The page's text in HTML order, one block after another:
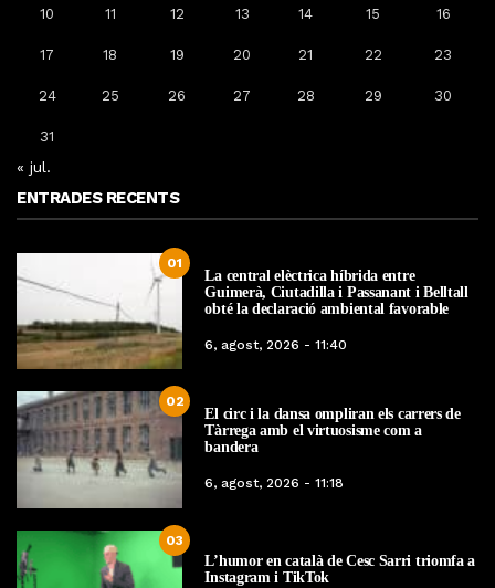
10 11 12 13 14 15 16
17 18 19 20 21 22 23
24 25 26 27 28 29 30
31
« jul.
ENTRADES RECENTS
01
La central elèctrica híbrida entre
Guimerà, Ciutadilla i Passanant i Belltall
obté la declaració ambiental favorable
6, agost, 2026 - 11:40
02
El circ i la dansa ompliran els carrers de
Tàrrega amb el virtuosisme com a
bandera
6, agost, 2026 - 11:18
03
L’humor en català de Cesc Sarri triomfa a
Instagram i TikTok